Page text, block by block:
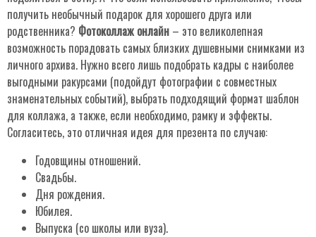
получить необычный подарок для хорошего друга или
родственника? Фотоколлаж онлайн – это великолепная
возможность порадовать самых близких душевными снимками из
личного архива. Нужно всего лишь подобрать кадры с наиболее
выгодными ракурсами (подойдут фотографии с совместных
знаменательных событий), выбрать подходящий формат шаблон
для коллажа, а также, если необходимо, рамку и эффекты.
Согласитесь, это отличная идея для презента по случаю:
Годовщины отношений.
Свадьбы.
Дня рождения.
Юбилея.
Выпуска (со школы или вуза).